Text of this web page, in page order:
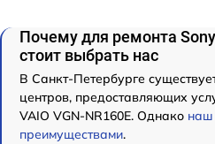
Почему для ремонта Sony
стоит выбрать нас
В Санкт-Петербурге
центров, предоставляющих
VAIO VGN-NR160E. Однако наш
преимуществами.